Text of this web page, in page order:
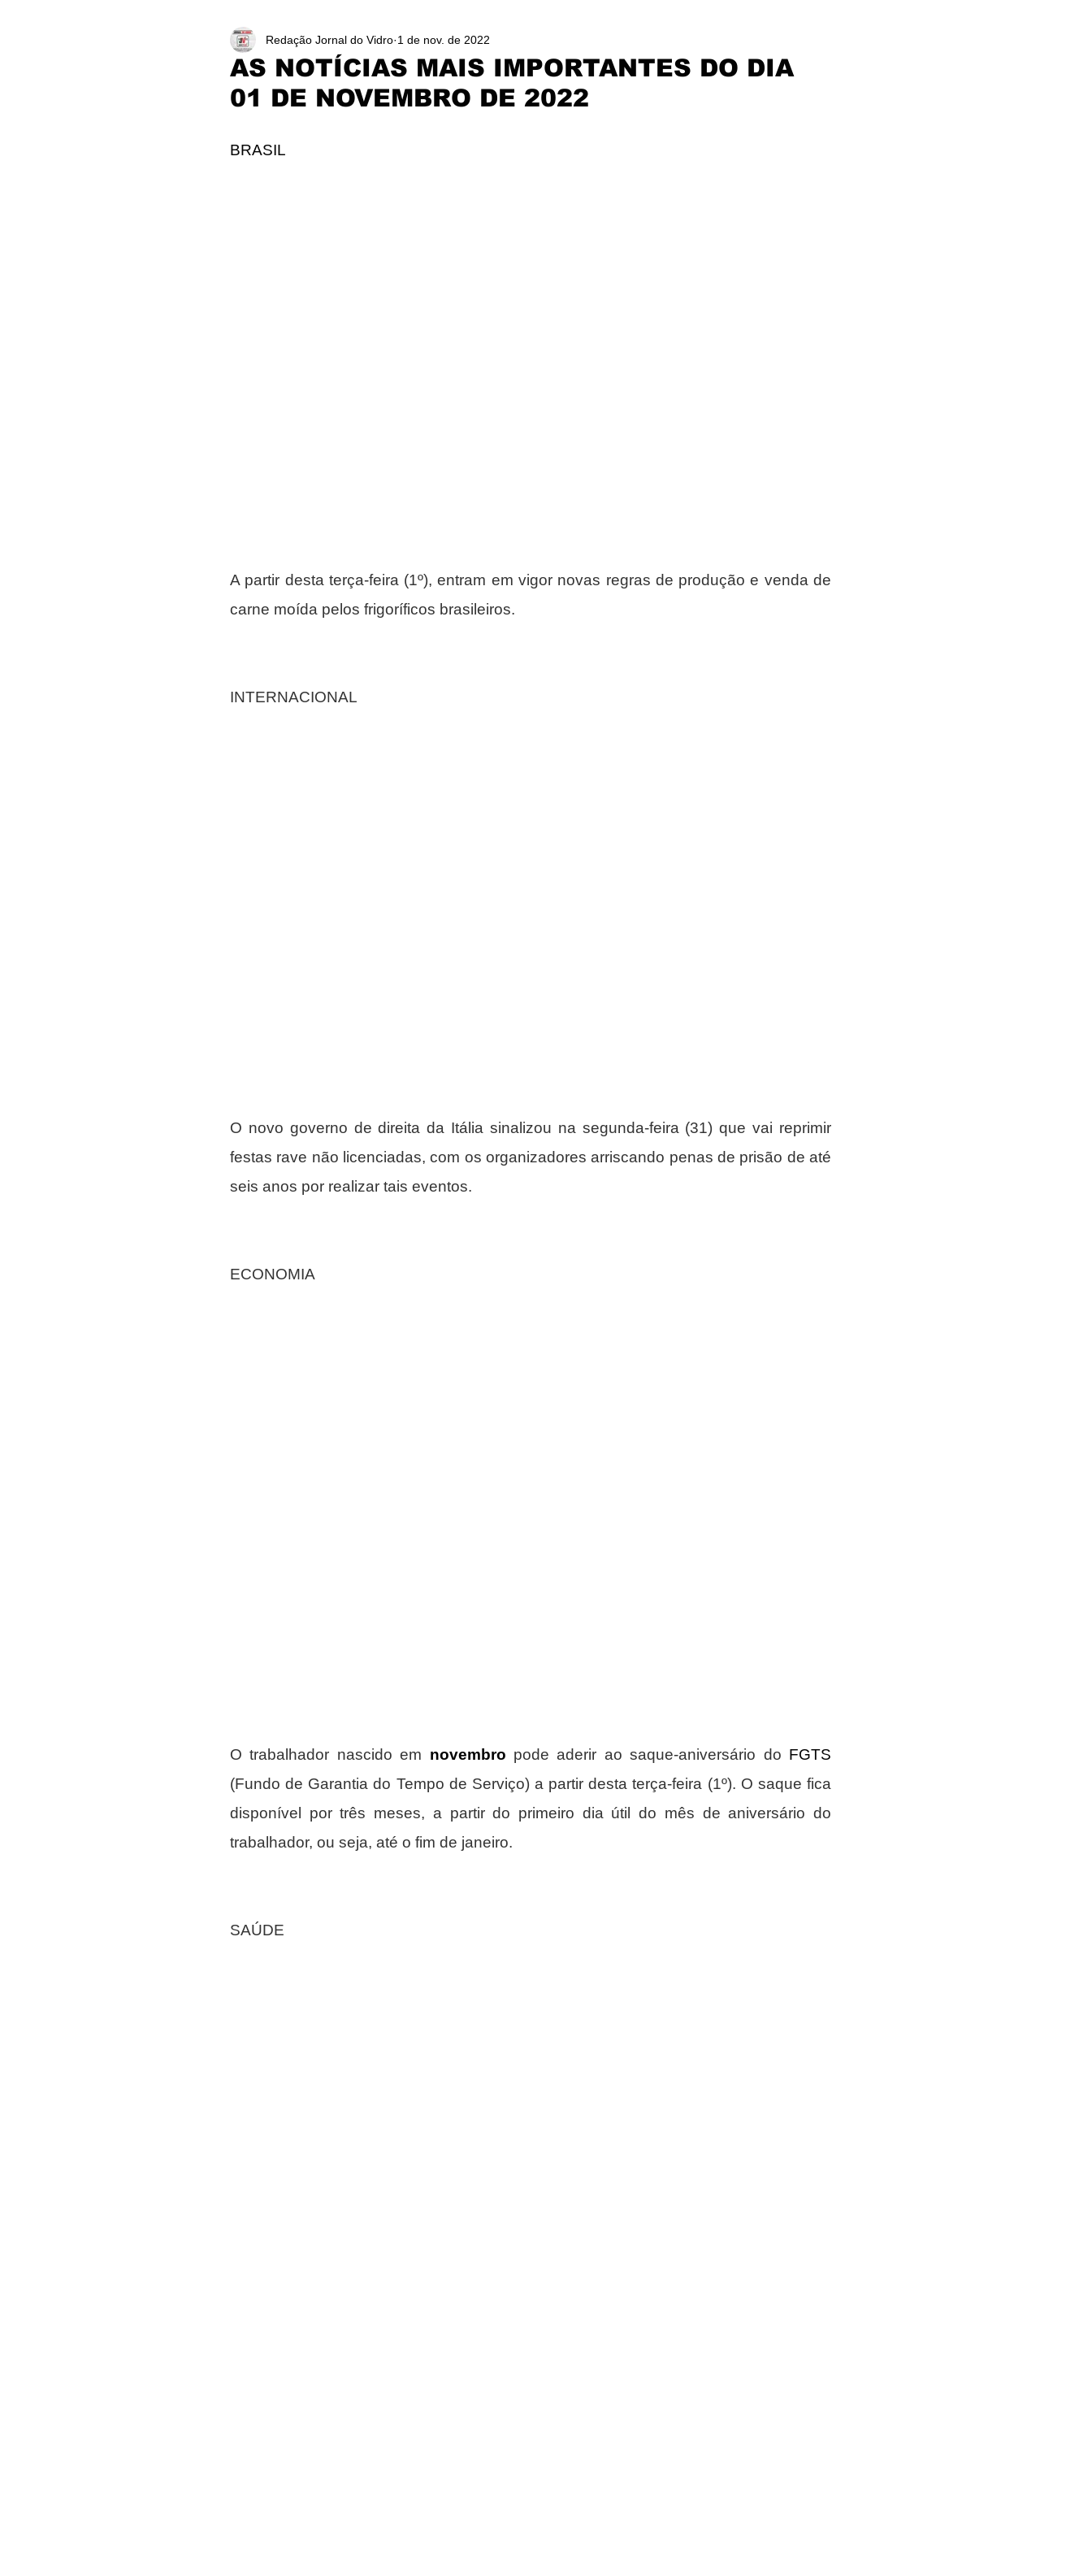
AS NOTÍCIAS MAIS IMPORTANTES DO DIA
01 DE NOVEMBRO DE 2022
Redação Jornal do Vidro 1 de nov. de 2022
BRASIL
A partir desta terça-feira (1º), entram em vigor novas regras de produção e venda de
carne moída pelos frigoríficos brasileiros.
INTERNACIONAL
O novo governo de direita da Itália sinalizou na segunda-feira (31) que vai reprimir
festas rave não licenciadas, com os organizadores arriscando penas de prisão de até
seis anos por realizar tais eventos.
ECONOMIA
O trabalhador nascido em novembro pode aderir ao saque-aniversário do FGTS
(Fundo de Garantia do Tempo de Serviço) a partir desta terça-feira (1º). O saque fica
disponível por três meses, a partir do primeiro dia útil do mês de aniversário do
trabalhador, ou seja, até o fim de janeiro.
SAÚDE